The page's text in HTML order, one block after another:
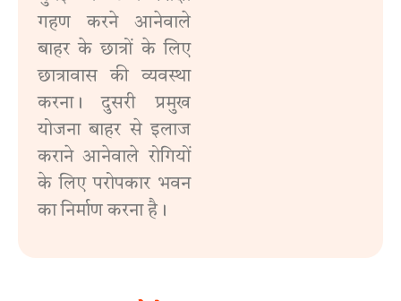
गहण करने आनेवाले
बाहर के छात्रों के लिए
छात्रावास की व्यवस्था
करना। दुसरी प्रमुख
योजना बाहर से इलाज
कराने आनेवाले रोगियों
के लिए परोपकार भवन
का निर्माण करना है।